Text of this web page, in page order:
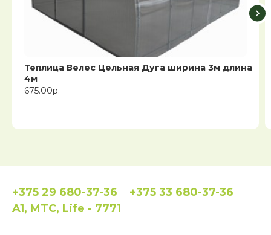
Теплица Велес Цельная Дуга ширина 3м длина
4м
675.00р.
+375 29 680-37-36
+375 33 680-37-36
A1, MTC, Life - 7771